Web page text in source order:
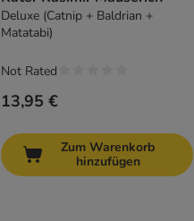
Deluxe (Catnip + Baldrian +
Matatabi)
13,95 €
Not Rated
Zum Warenkorb
hinzufügen